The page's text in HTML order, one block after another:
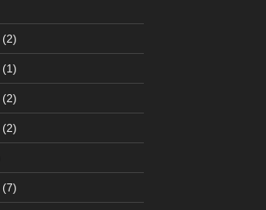
(2)
(1)
(2)
(2)
(7)